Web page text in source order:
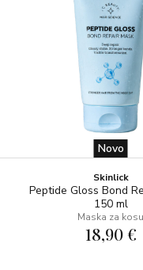
Novo
Skinlick
Peptide Gloss Bond
150 ml
Maska za kosu
18,90 €